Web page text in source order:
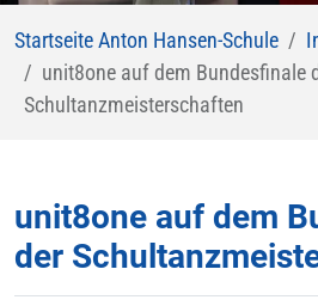
Startseite Anton Hansen-Schule
unit8one auf dem Bundesfinale
Schultanzmeisterschaften
unit8one auf dem
der